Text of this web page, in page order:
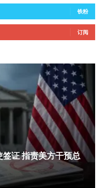
铁粉
订阅
证 指责美方干预总